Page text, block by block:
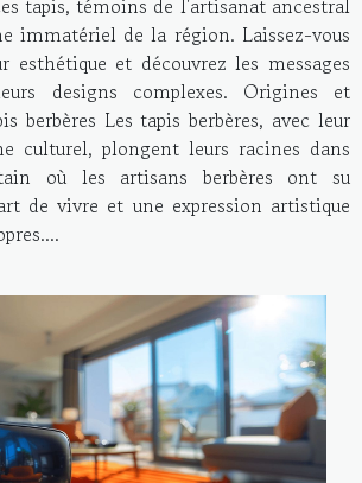
tapis, témoins de l'artisanat ancestral
immatériel de la région. Laissez-vous
esthétique et découvrez les messages
designs complexes. Origines et
berbères Les tapis berbères, avec leur
culturel, plongent leurs racines dans
où les artisans berbères ont su
de vivre et une expression artistique